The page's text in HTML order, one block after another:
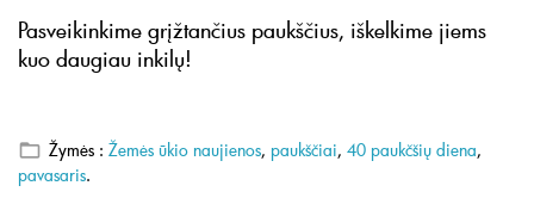
Pasveikinkime grįžtančius paukščius, iškelkime jiems
kuo daugiau inkilų!
Žymės : Žemės ūkio naujienos, paukščiai, 40 paukčšių diena,
pavasaris.